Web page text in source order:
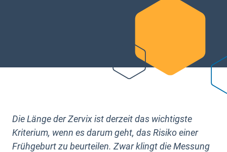
Die Länge der Zervix ist derzeit das wichtigste
Kriterium, wenn es darum geht, das Risiko einer
Frühgeburt zu beurteilen. Zwar klingt die Messung